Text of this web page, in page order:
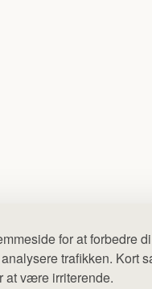
for at forbedre
trafikken. Kort
at være irriterende.